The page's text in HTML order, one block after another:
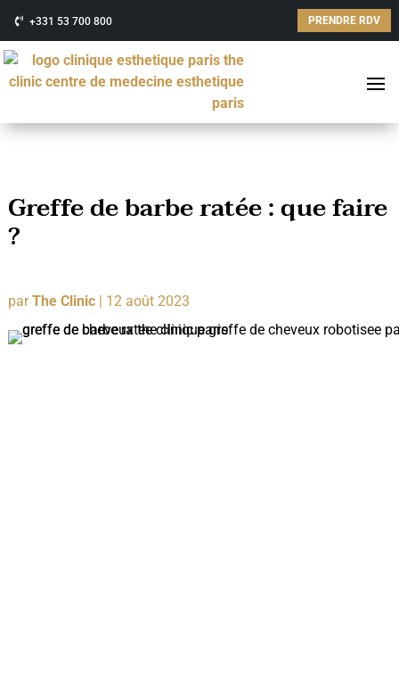
+331 53 700 800 PRENDRE RDV
Greffe de barbe ratée : que faire
?
parThe Clinic| 12 août 2023